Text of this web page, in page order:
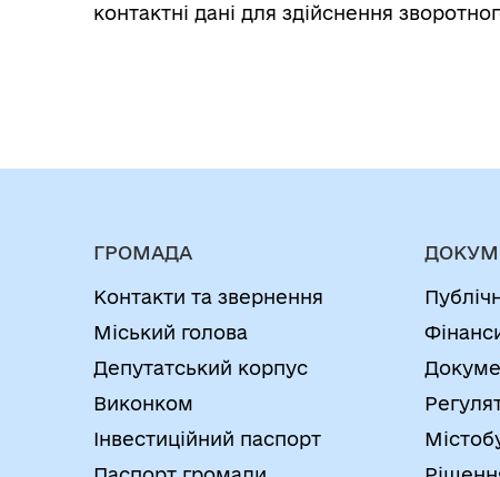
контактні дані для здійснення
ГРОМАДА
Контакти та звернення
Міський голова
Депутатський корпус
Виконком
Інвестиційний паспорт